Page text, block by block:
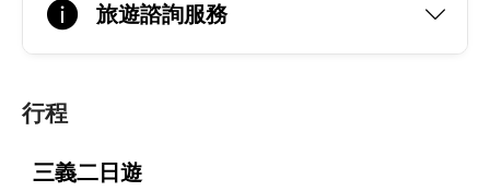
旅遊諮詢服務
行程
三義二日遊